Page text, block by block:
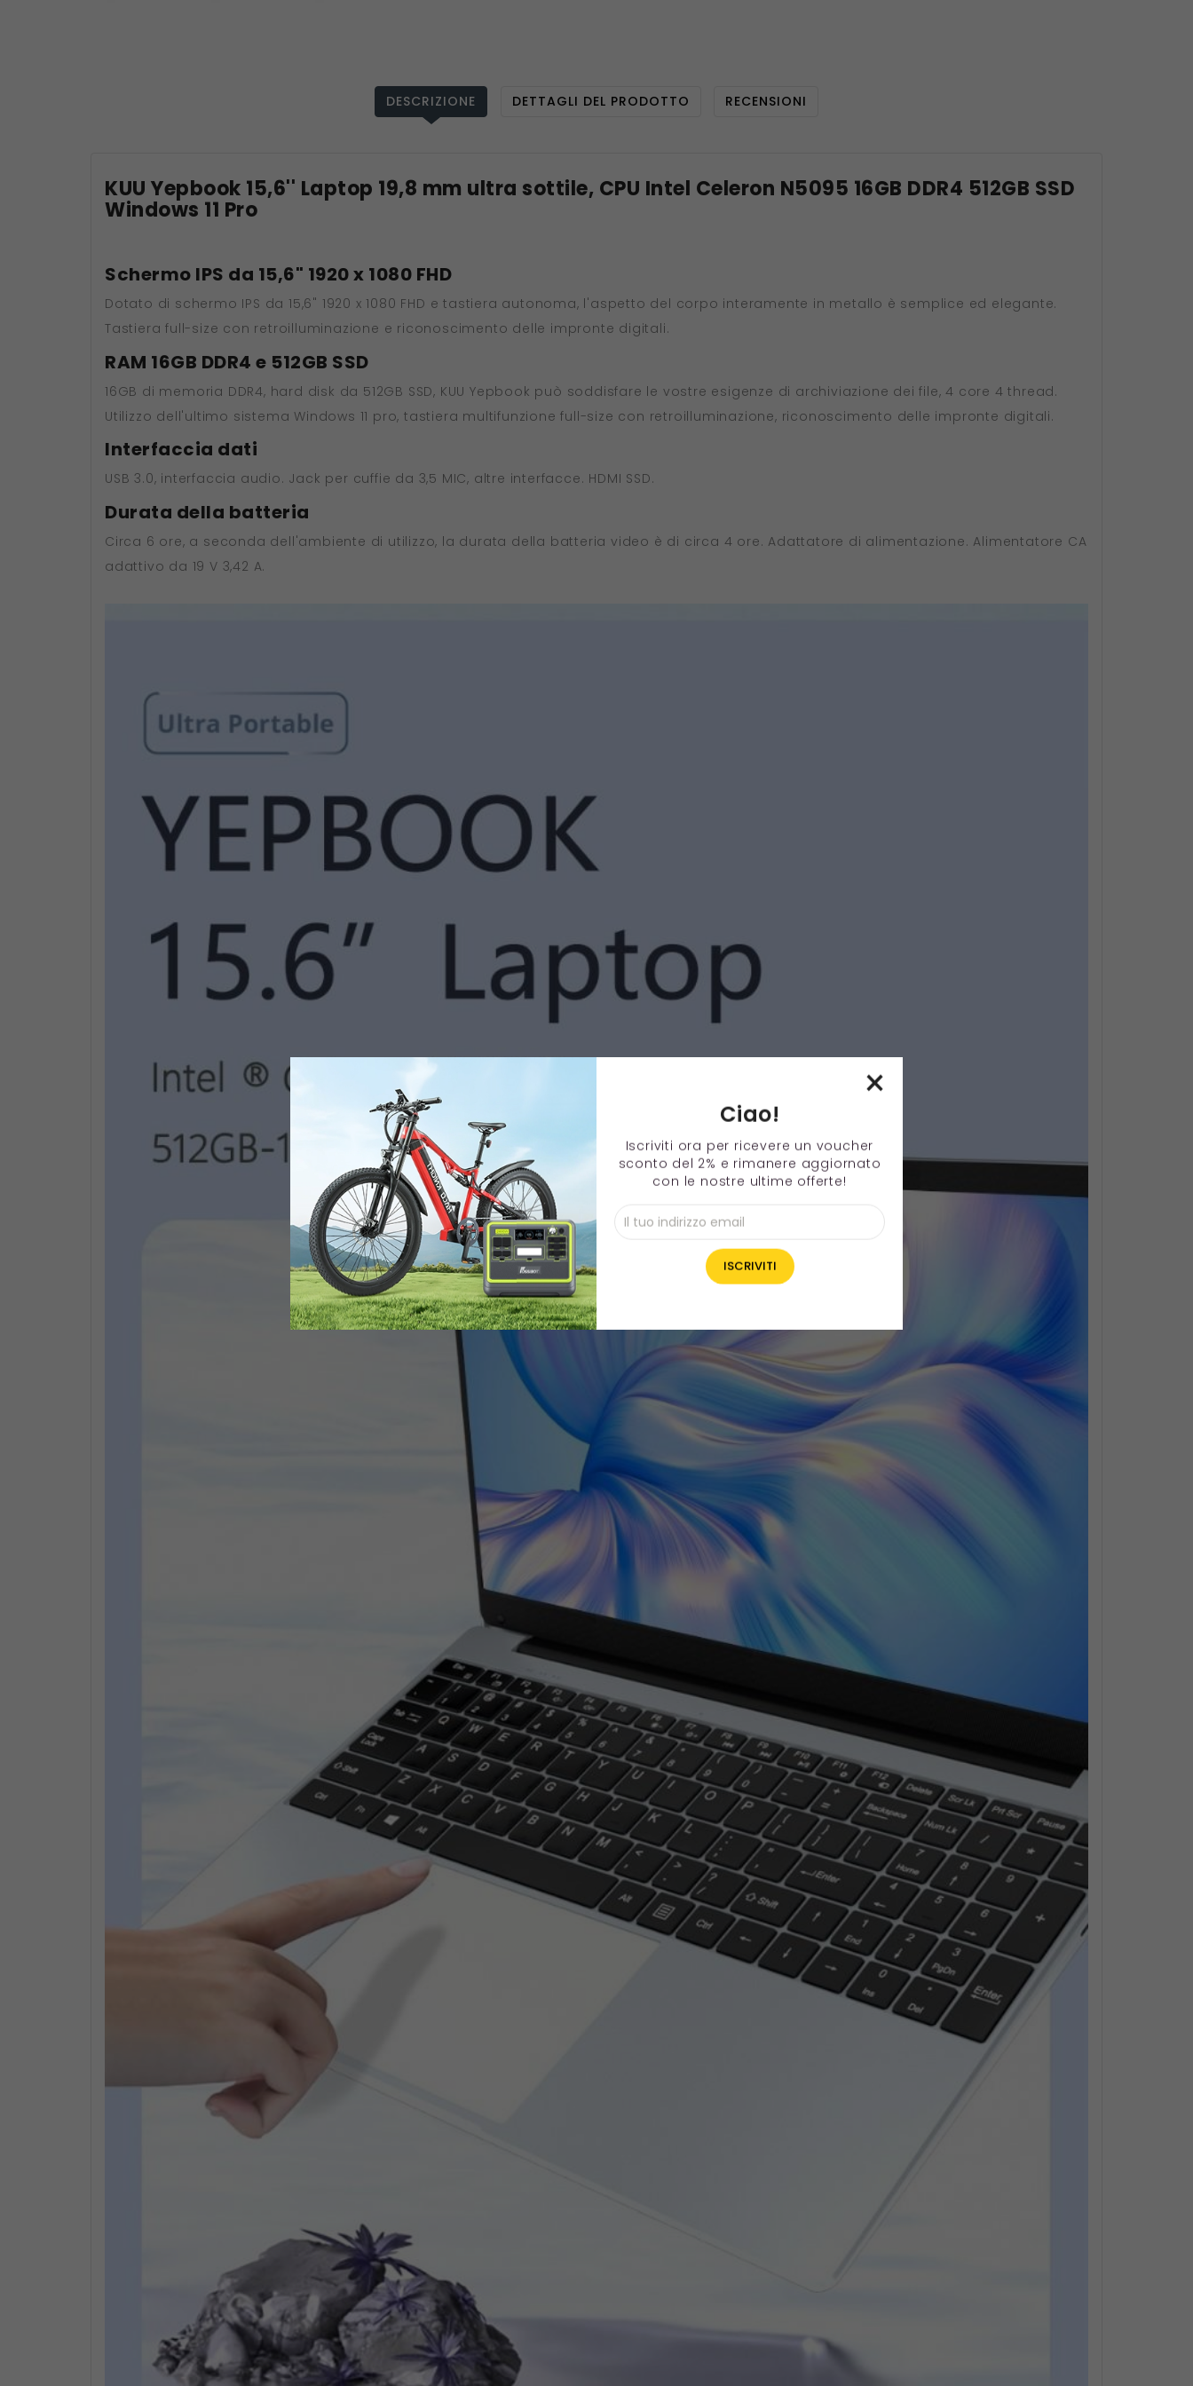
DESCRIZIONE DETTAGLI DEL PRODOTTO RECENSIONI
KUU Yepbook 15,6'' Laptop 19,8 mm ultra sottile, CPU Intel Celeron N5095 16GB DDR4 512GB SSD
Windows 11 Pro
Schermo IPS da 15,6" 1920 x 1080 FHD
Dotato di schermo IPS da 15,6" 1920 x 1080 FHD e tastiera autonoma, l'aspetto del corpo interamente in metallo è semplice ed elegante.
Tastiera full-size con retroilluminazione e riconoscimento delle impronte digitali.
RAM 16GB DDR4 e 512GB SSD
16GB di memoria DDR4, hard disk da 512GB SSD, KUU Yepbook può soddisfare le vostre esigenze di archiviazione dei file, 4 core 4 thread.
Utilizzo dell'ultimo sistema Windows 11 pro, tastiera multifunzione full-size con retroilluminazione, riconoscimento delle impronte digitali.
Interfaccia dati
USB 3.0, interfaccia audio. Jack per cuffie da 3,5 MIC, altre interfacce. HDMI SSD.
Durata della batteria
Circa 6 ore, a seconda dell'ambiente di utilizzo, la durata della batteria video è di circa 4 ore. Adattatore di alimentazione. Alimentatore CA
adattivo da 19 V 3,42 A.
×
Ciao!
Iscriviti ora per ricevere un voucher
sconto del 2% e rimanere aggiornato
con le nostre ultime offerte!